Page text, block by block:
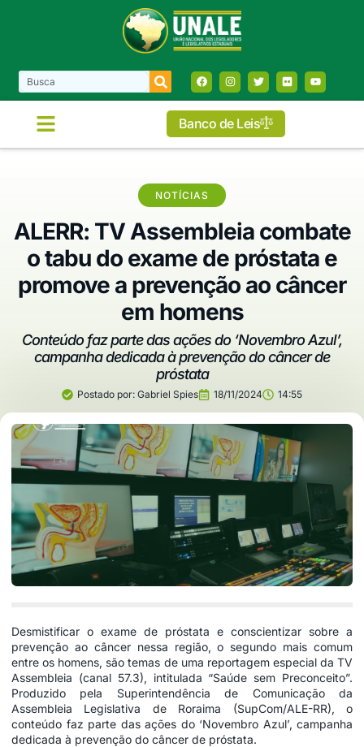
Banco de Leis
NOTÍCIAS
ALERR: TV Assembleia combate
o tabu do exame de próstata e
promove a prevenção ao câncer
em homens
Conteúdo faz parte das ações do ‘Novembro Azul’,
campanha dedicada à prevenção do câncer de
próstata
Postado por: Gabriel Spies 18/11/2024 14:55
Desmistificar o exame de próstata e conscientizar sobre a
prevenção ao câncer nessa região, o segundo mais comum
entre os homens, são temas de uma reportagem especial da TV
Assembleia (canal 57.3), intitulada “Saúde sem Preconceito”.
Produzido pela Superintendência de Comunicação da
Assembleia Legislativa de Roraima (SupCom/ALE-RR), o
conteúdo faz parte das ações do ‘Novembro Azul’, campanha
dedicada à prevenção do câncer de próstata.